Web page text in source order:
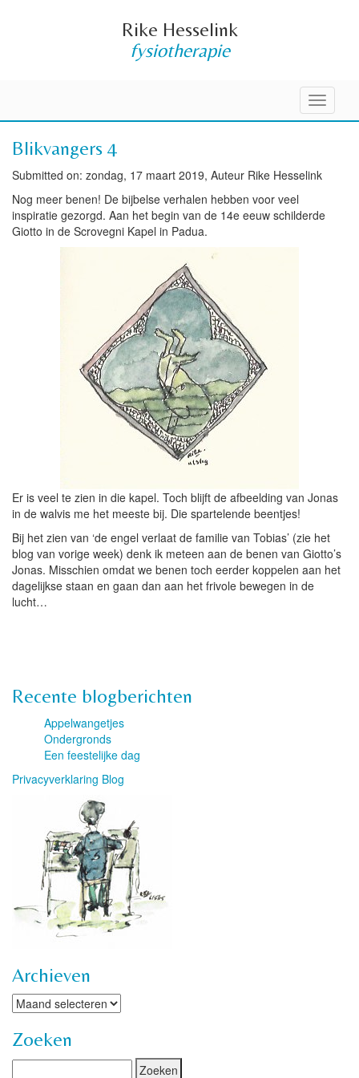
Rike Hesselink
fysiotherapie
Toggle
Blikvangers 4
Submitted on: zondag, 17 maart 2019, Auteur Rike Hesselink
Nog meer benen! De bijbelse verhalen hebben voor veel
inspiratie gezorgd. Aan het begin van de 14e eeuw schilderde
Giotto in de Scrovegni Kapel in Padua.
Er is veel te zien in die kapel. Toch blijft de afbeelding van Jonas
in de walvis me het meeste bij. Die spartelende beentjes!
Bij het zien van ‘de engel verlaat de familie van Tobias’ (zie het
blog van vorige week) denk ik meteen aan de benen van Giotto’s
Jonas. Misschien omdat we benen toch eerder koppelen aan het
dagelijkse staan en gaan dan aan het frivole bewegen in de
lucht…
Recente blogberichten
Appelwangetjes
Ondergronds
Een feestelijke dag
Privacyverklaring Blog
Archieven
Archieven
Zoeken